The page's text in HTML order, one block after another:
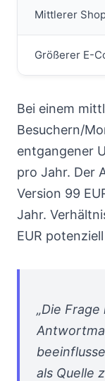
Mittlerer
Größerer E-
Bei einem
Besuchern/
entgangener
pro Jahr. Der
Version 99
Jahr.
EUR
„Die
als Quelle